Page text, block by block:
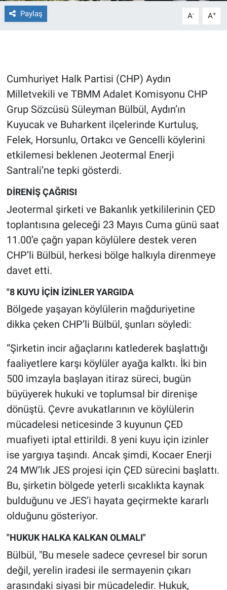
Paylaş A- A+
Cumhuriyet Halk Partisi (CHP) Aydın
Milletvekili ve TBMM Adalet Komisyonu CHP
Grup Sözcüsü Süleyman Bülbül, Aydın’ın
Kuyucak ve Buharkent ilçelerinde Kurtuluş,
Felek, Horsunlu, Ortakcı ve Gencelli köylerini
etkilemesi beklenen Jeotermal Enerji
Santrali’ne tepki gösterdi.
DİRENİŞ ÇAĞRISI
Jeotermal şirketi ve Bakanlık yetkililerinin ÇED
toplantısına geleceği 23 Mayıs Cuma günü saat
11.00’e çağrı yapan köylülere destek veren
CHP’li Bülbül, herkesi bölge halkıyla direnmeye
davet etti.
"8 KUYU İÇİN İZİNLER YARGIDA
Bölgede yaşayan köylülerin mağduriyetine
dikka çeken CHP’li Bülbül, şunları söyledi:
“Şirketin incir ağaçlarını katlederek başlattığı
faaliyetlere karşı köylüler ayağa kalktı. İki bin
500 imzayla başlayan itiraz süreci, bugün
büyüyerek hukuki ve toplumsal bir direnişe
dönüştü. Çevre avukatlarının ve köylülerin
mücadelesi neticesinde 3 kuyunun ÇED
muafiyeti iptal ettirildi. 8 yeni kuyu için izinler
ise yargıya taşındı. Ancak şimdi, Kocaer Enerji
24 MW’lık JES projesi için ÇED sürecini başlattı.
Bu, şirketin bölgede yeterli sıcaklıkta kaynak
bulduğunu ve JES’i hayata geçirmekte kararlı
olduğunu gösteriyor.
"HUKUK HALKA KALKAN OLMALI"
Bülbül, "Bu mesele sadece çevresel bir sorun
değil, yerelin iradesi ile sermayenin çıkarı
arasındaki siyasi bir mücadeledir. Hukuk,
Gün Ortası
Günün görüntüsü
Haber
İlan
Kimdir
Koronavirüs
Ne demişti
Nedir
Programlar
Sağlık
Spor
Teknoloji
Türkiye'nin Geleceği
Türkiye'nin Gündemi
Yerel Gündem
Yerel Yaşam
Canlı Yayın